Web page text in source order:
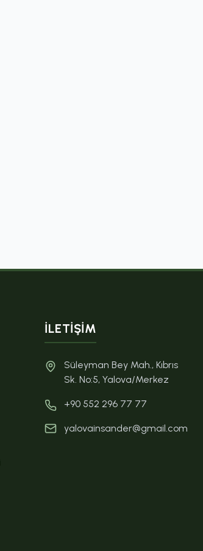
İLETIŞIM
Süleyman Bey Mah., Kıbrıs
Sk. No:5, Yalova/Merkez
+90 552 296 77 77
yalovainsander@gmail.com